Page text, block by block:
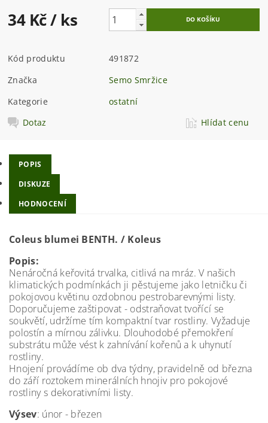
34 Kč/ ks
Kód produktu
491872
Značka
Semo Smržice
Kategorie
ostatní
Dotaz
Hlídat cenu
POPIS
DISKUZE
HODNOCENÍ
Coleus blumei BENTH. / Koleus
Popis:
Nenáročná keřovitá trvalka, citlivá na mráz. V našich
klimatických podmínkách ji pěstujeme jako letničku či
pokojovou květinu ozdobnou pestrobarevnými listy.
Doporučujeme zaštipovat - odstraňovat tvořící se
soukvětí, udržíme tím kompaktní tvar rostliny. Vyžaduje
polostín a mírnou zálivku. Dlouhodobé přemokření
substrátu může vést k zahnívání kořenů a k uhynutí
rostliny.
Hnojení provádíme ob dva týdny, pravidelně od března
do září roztokem minerálních hnojiv pro pokojové
rostliny s dekorativními listy.
Výsev: únor - březen